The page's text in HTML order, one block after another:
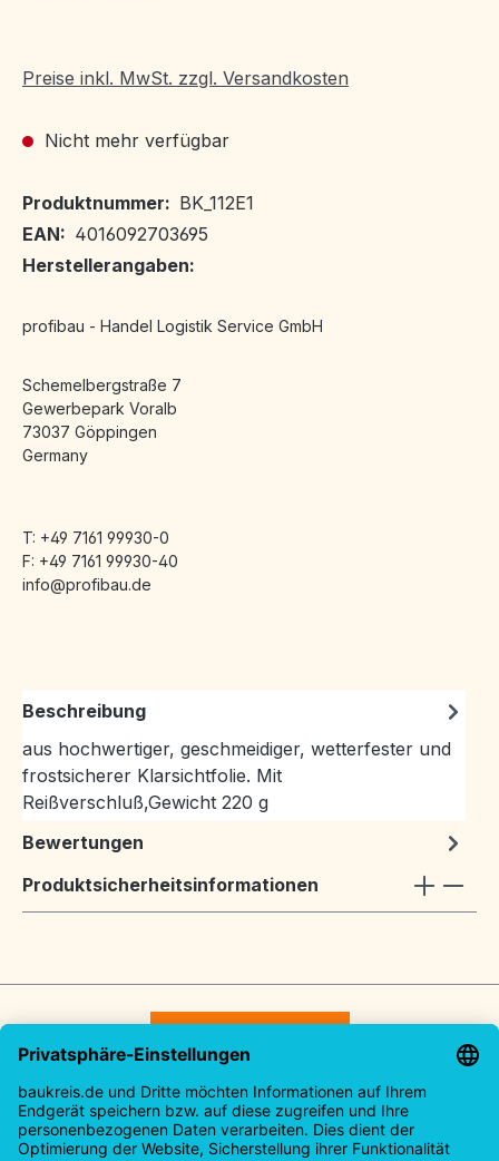
Preise inkl. MwSt. zzgl. Versandkosten
Nicht mehr verfügbar
Produktnummer: BK_112E1
EAN: 4016092703695
Herstellerangaben:
profibau - Handel Logistik Service GmbH
Schemelbergstraße 7
Gewerbepark Voralb
73037 Göppingen
Germany
T: +49 7161 99930-0
F: +49 7161 99930-40
info@profibau.de
Beschreibung
aus hochwertiger, geschmeidiger, wetterfester und
frostsicherer Klarsichtfolie. Mit
Reißverschluß,Gewicht 220 g
Bewertungen
Produktsicherheitsinformationen
Service-Hotline
Rechtliches